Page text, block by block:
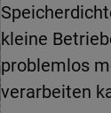
kleine
problemlos
verarbeiten